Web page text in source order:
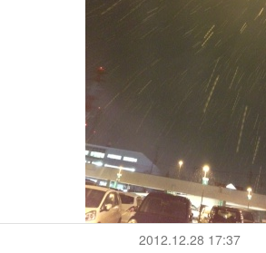
2012.12.28 17:37